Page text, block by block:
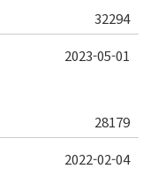
32294
28179
2023-05-01
2022-02-04